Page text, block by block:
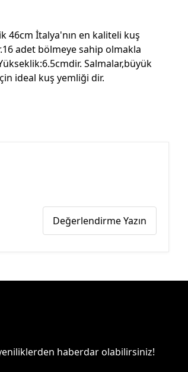
46cm İtalya'nın en kaliteli kuş
adet bölmeye sahip olmakla
Salmalar,büyük
ideal kuş yemliği dir.
Değerlendirme Yazın
haberdar olabilirsiniz!